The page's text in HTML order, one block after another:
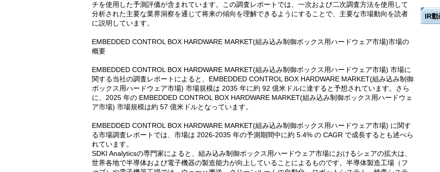
チを使用した予測評価が含まれています。この調査レポートでは、一次および二次調査方法を使用して
分析された主要な業界洞察を通じて将来の傾向を理解できるようにすることで、主要な市場動向を読者
に説明しています。
EMBEDDED CONTROL BOX HARDWARE MARKET(組み込み制御ボックス用ハードウェア市場)市場の
概要
EMBEDDED CONTROL BOX HARDWARE MARKET(組み込み制御ボックス用ハードウェア市場) 市場に
関する当社の調査レポートによると、EMBEDDED CONTROL BOX HARDWARE MARKET(組み込み制御
ボックス用ハードウェア市場) 市場規模は 2035 年に約 92 億米ドルに達すると予想されています。さら
に、2025 年の EMBEDDED CONTROL BOX HARDWARE MARKET(組み込み制御ボックス用ハードウェ
ア市場) 市場規模は約 57 億米ドルとなっています。
EMBEDDED CONTROL BOX HARDWARE MARKET(組み込み制御ボックス用ハードウェア市場) に関す
る市場調査レポートでは、市場は 2026-2035 年の予測期間中に約 5.4% の CAGR で成長するとも述べら
れています。
SDKI Analyticsの専門家によると、組み込み制御ボックス用ハードウェア市場におけるシェアの拡大は、
世界各地で半導体および電子機器の製造能力が向上していることによるものです。半導体製造工場（フ
IR動